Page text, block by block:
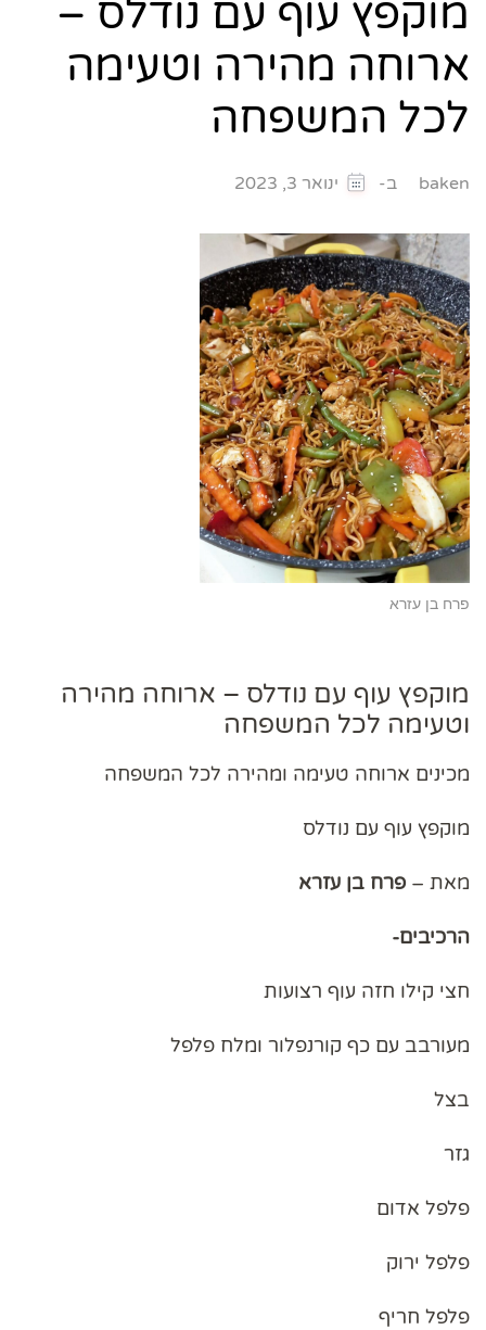
מוקפץ עוף עם נודלס –
ארוחה מהירה וטעימה
לכל המשפחה
baken ב- ינואר 3, 2023
פרח בן עזרא
מוקפץ עוף עם נודלס – ארוחה מהירה
וטעימה לכל המשפחה
מכינים ארוחה טעימה ומהירה לכל המשפחה
מוקפץ עוף עם נודלס
מאת – פרח בן עזרא
הרכיבים-
חצי קילו חזה עוף רצועות
מעורבב עם כף קורנפלור ומלח פלפל
בצל
גזר
פלפל אדום
פלפל ירוק
פלפל חריף